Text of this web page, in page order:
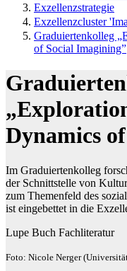
Exzellenzstrategie
Exzellenzcluster
Graduiertenkolleg
of Social Imagining”
Dynamics
Im Graduiertenkolleg
der Schnittstelle von
zum Themenfeld des
ist eingebettet in die
Lupe Buch Fachliteratur
Foto: Nicole Nerger